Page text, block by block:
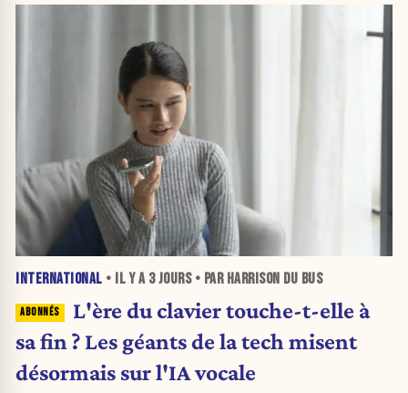
INTERNATIONAL • IL Y A 3 JOURS• PAR HARRISON DU BUS
L'ère du clavier touche-t-elle à
sa fin ? Les géants de la tech misent
désormais sur l'IA vocale